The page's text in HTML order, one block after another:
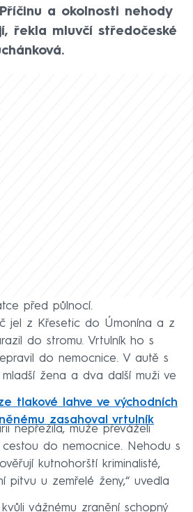
a okolnosti nehody
řekla mluvčí středočeské
před půlnocí.
jel z Křesetic do Úmonína a z
do stromu. Vrtulník ho s
do nemocnice. V autě s
žena a dva další muži ve
tlakové lahve ve východních
zasahoval vrtulník
nepřežila, muže převáželi
do nemocnice. Nehodu s
kutnohorští kriminalisté,
pitvu u zemřelé ženy,“ uvedla
vážnému zranění schopný